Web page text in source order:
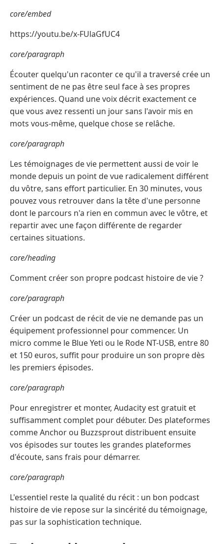
core/embed
https://youtu.be/x-FUlaGfUC4
core/paragraph
Écouter quelqu'un raconter ce qu'il a traversé crée un
sentiment de ne pas être seul face à ses propres
expériences. Quand une voix décrit exactement ce
que vous avez ressenti un jour sans l'avoir mis en
mots vous-même, quelque chose se relâche.
core/paragraph
Les témoignages de vie permettent aussi de voir le
monde depuis un point de vue radicalement différent
du vôtre, sans effort particulier. En 30 minutes, vous
pouvez vous retrouver dans la tête d'une personne
dont le parcours n'a rien en commun avec le vôtre, et
repartir avec une façon différente de regarder
certaines situations.
core/heading
Comment créer son propre podcast histoire de vie ?
core/paragraph
Créer un podcast de récit de vie ne demande pas un
équipement professionnel pour commencer. Un
micro comme le Blue Yeti ou le Rode NT-USB, entre 80
et 150 euros, suffit pour produire un son propre dès
les premiers épisodes.
core/paragraph
Pour enregistrer et monter, Audacity est gratuit et
suffisamment complet pour débuter. Des plateformes
comme Anchor ou Buzzsprout distribuent ensuite
vos épisodes sur toutes les grandes plateformes
d'écoute, sans frais pour démarrer.
core/paragraph
L'essentiel reste la qualité du récit : un bon podcast
histoire de vie repose sur la sincérité du témoignage,
pas sur la sophistication technique.